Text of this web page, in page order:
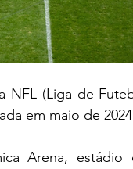
NFL (Liga de
em maio de
Arena, estádio